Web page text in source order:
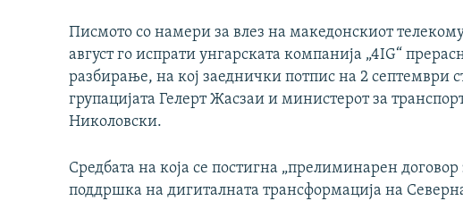
Писмото со намери за влез на македонскиот
август го испрати унгарската компанија „4IG“
разбирање, на кој заеднички потпис на 2 септември
групацијата Гелерт Жасзаи и министерот за
Николовски.
Средбата на која се постигна „прелиминарен договор
поддршка на дигиталната трансформација на